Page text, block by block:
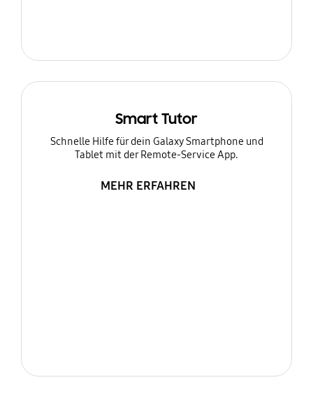
Smart Tutor
Schnelle Hilfe für dein Galaxy Smartphone und
Tablet mit der Remote-Service App.
MEHR ERFAHREN